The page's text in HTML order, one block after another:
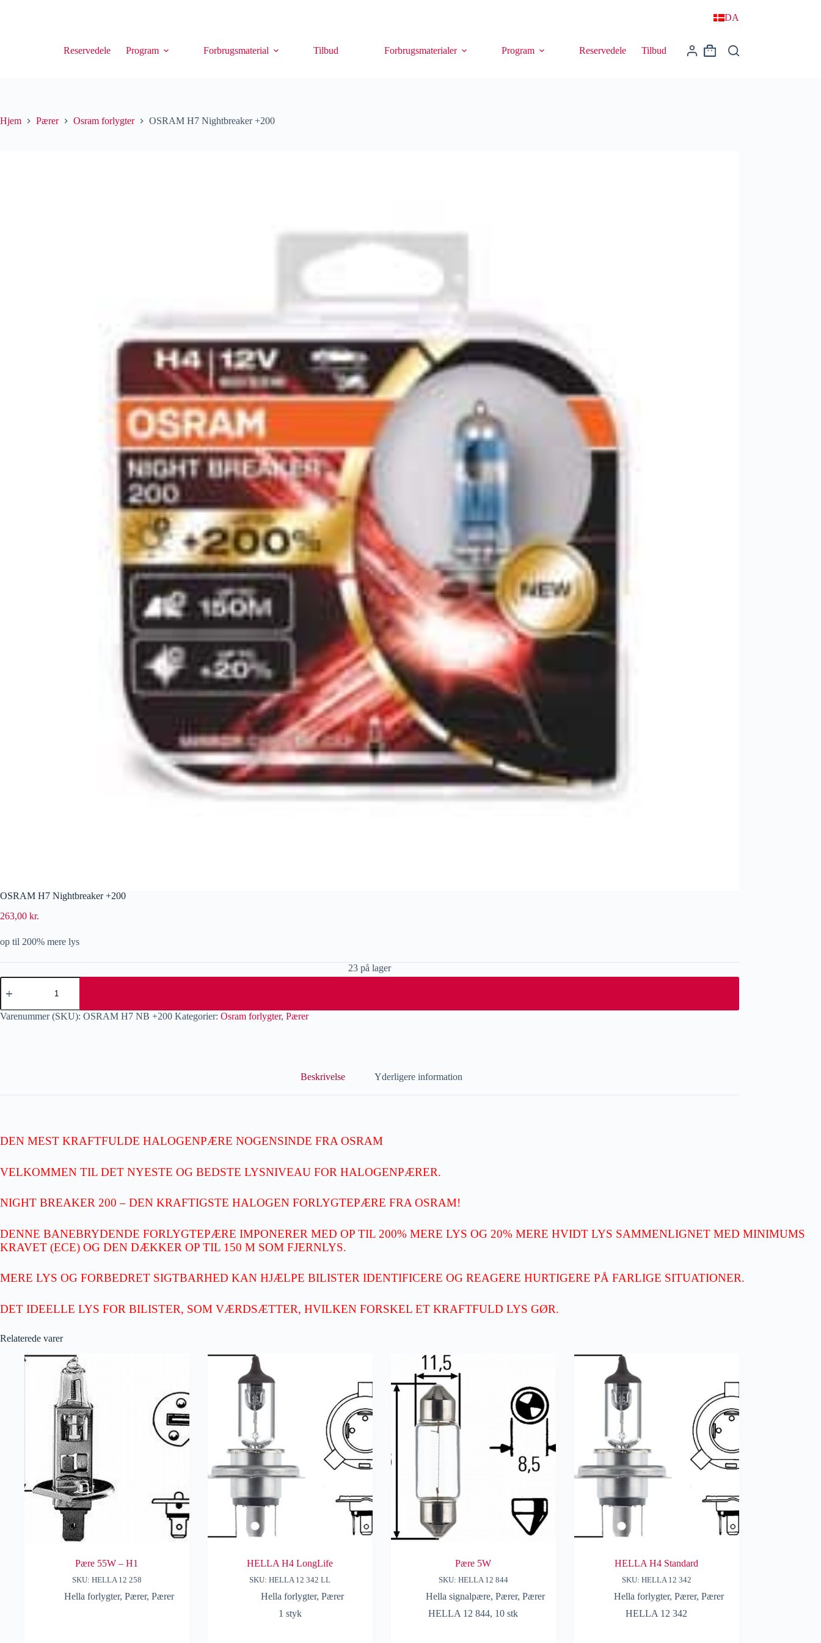
DA
Reservedele Program Forbrugsmaterial Tilbud Forbrugsmaterialer Program Reservedele Tilbud
Hjem Pærer Osram forlygter OSRAM H7 Nightbreaker +200
OSRAM H7 Nightbreaker +200
263,00 kr.
op til 200% mere lys
23 på lager
Varenummer (SKU): OSRAM H7 NB +200 Kategorier: Osram forlygter, Pærer
Beskrivelse Yderligere information
DEN MEST KRAFTFULDE HALOGENPÆRE NOGENSINDE FRA OSRAM
VELKOMMEN TIL DET NYESTE OG BEDSTE LYSNIVEAU FOR HALOGENPÆRER.
NIGHT BREAKER 200 – DEN KRAFTIGSTE HALOGEN FORLYGTEPÆRE FRA OSRAM!
DENNE BANEBRYDENDE FORLYGTEPÆRE IMPONERER MED OP TIL 200% MERE LYS OG 20% MERE HVIDT LYS SAMMENLIGNET MED MINIMUMS
KRAVET (ECE) OG DEN DÆKKER OP TIL 150 M SOM FJERNLYS.
MERE LYS OG FORBEDRET SIGTBARHED KAN HJÆLPE BILISTER IDENTIFICERE OG REAGERE HURTIGERE PÅ FARLIGE SITUATIONER.
DET IDEELLE LYS FOR BILISTER, SOM VÆRDSÆTTER, HVILKEN FORSKEL ET KRAFTFULD LYS GØR.
Relaterede varer
Pære 55W – H1
SKU: HELLA 12 258
Hella forlygter, Pærer, Pærer
HELLA H4 LongLife
SKU: HELLA 12 342 LL
Hella forlygter, Pærer
1 styk
Pære 5W
SKU: HELLA 12 844
Hella signalpære,Pærer,Pærer
HELLA 12 844, 10 stk
HELLA H4 Standard
SKU: HELLA 12 342
Hella forlygter, Pærer, Pærer
HELLA 12 342